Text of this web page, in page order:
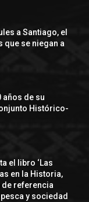
a Santiago, el
que se niegan a
años de su
Histórico-
el libro ‘Las
en la Historia,
de referencia
y sociedad